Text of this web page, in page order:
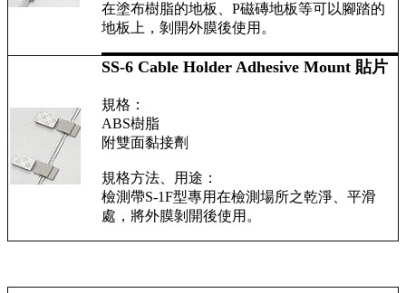
在塗布樹脂的地板、P磁磚地板等可以腳踏的
地板上，剝開外膜後使用。
SS-6 Cable Holder Adhesive Mount 貼片
規格：
ABS樹脂
附雙面黏接劑
規格方法、用途：
檢測帶S-1F型專用在檢測場所之乾淨、平滑
處，將外膜剝開後使用。